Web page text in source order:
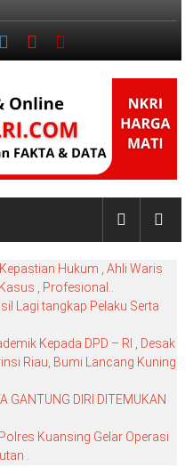
Hukum , Ahli Waris
, Profesional..
Lagi tangkap Pelaku Serta
Kepada DPD – RI , Desak
Riau, Bumi Lancang Kuning
GANTUNG DIRI DITEMUKAN
Kuansing Gelar Operasi
.